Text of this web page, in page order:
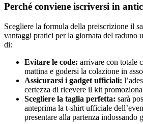
Perché conviene iscriversi in
Scegliere la formula della preiscrizione il
vantaggi pratici per la giornata del raduno
di:
Evitare le code: arrivare con totale
mattina e godersi la colazione in
Assicurarsi i gadget ufficiali:
certezza di ricevere il kit
Scegliere la taglia perfetta: sarà
anteprima la t-shirt ufficiale
presentare alla partenza indossando